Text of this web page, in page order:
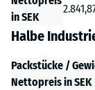
in SEK
Halbe
Packstücke /
Nettopreis in SEK